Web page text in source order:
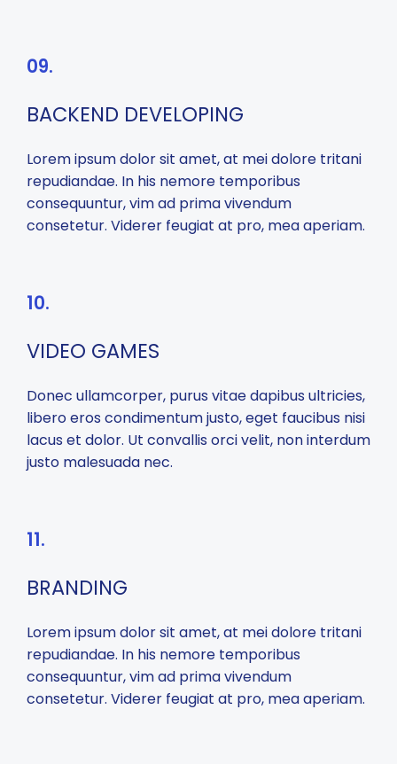
09.
BACKEND DEVELOPING
Lorem ipsum dolor sit amet, at mei dolore tritani
repudiandae. In his nemore temporibus
consequuntur, vim ad prima vivendum
consetetur. Viderer feugiat at pro, mea aperiam.
10.
VIDEO GAMES
Donec ullamcorper, purus vitae dapibus ultricies,
libero eros condimentum justo, eget faucibus nisi
lacus et dolor. Ut convallis orci velit, non interdum
justo malesuada nec.
11.
BRANDING
Lorem ipsum dolor sit amet, at mei dolore tritani
repudiandae. In his nemore temporibus
consequuntur, vim ad prima vivendum
consetetur. Viderer feugiat at pro, mea aperiam.